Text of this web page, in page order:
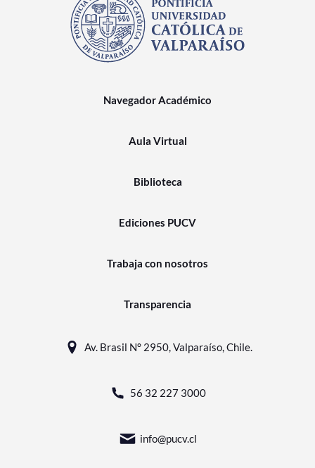
Navegador Académico
Aula Virtual
Biblioteca
Ediciones PUCV
Trabaja con nosotros
Transparencia
Av. Brasil N° 2950, Valparaíso, Chile.
56 32 227 3000
info@pucv.cl